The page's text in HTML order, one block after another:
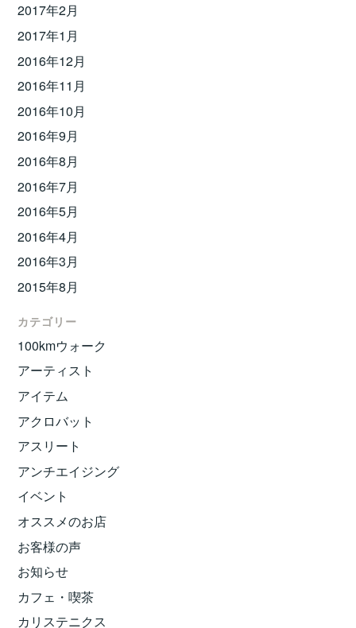
2017年2月
2017年1月
2016年12月
2016年11月
2016年10月
2016年9月
2016年8月
2016年7月
2016年5月
2016年4月
2016年3月
2015年8月
カテゴリー
100kmウォーク
アーティスト
アイテム
アクロバット
アスリート
アンチエイジング
イベント
オススメのお店
お客様の声
お知らせ
カフェ・喫茶
カリステニクス